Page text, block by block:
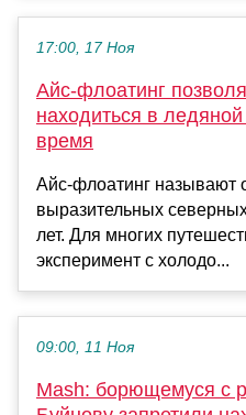
17:00, 17 Ноя
Айс-флоатинг
находиться в
время
Айс-флоатинг называют
выразительных
лет. Для многих
эксперимент с холодо...
09:00, 11 Ноя
Mash: борющемуся с